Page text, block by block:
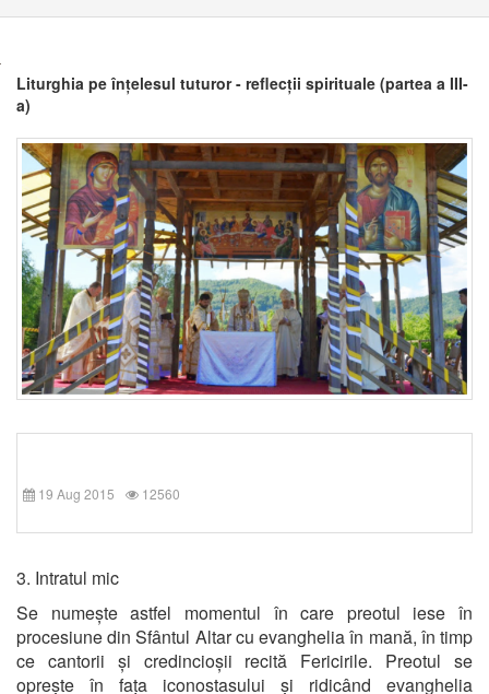
Liturghia pe înțelesul tuturor - reflecții spirituale (partea a III-
a)
19 Aug 2015 12560
3. Intratul mic
Se numește astfel momentul în care preotul iese în
procesiune din Sfântul Altar cu evanghelia în mană, în timp
ce cantorii și credincioșii recită Fericirile. Preotul se
oprește în fața iconostasului și ridicând evanghelia